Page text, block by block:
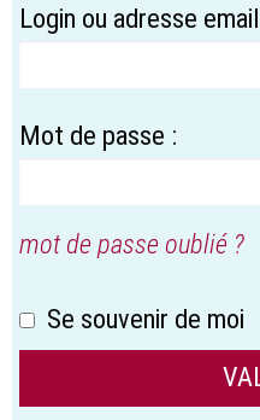
Login ou adresse
Mot de passe :
mot de passe oublié ?
Se souvenir de moi